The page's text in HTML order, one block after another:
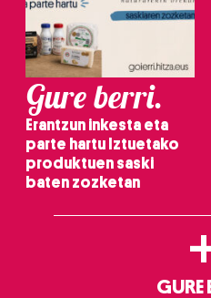
Gure berri.
Erantzun inkesta eta
parte hartu Iztuetako
produktuen saski
baten zozketan
GURE